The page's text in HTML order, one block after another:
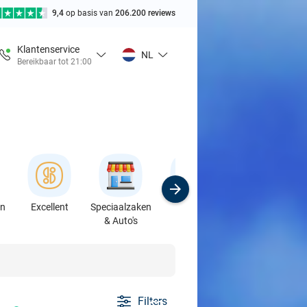
9,4 op basis van 206.200 reviews
Klantenservice
Bereikbaar tot 21:00
NL
Excellent
Speciaalzaken
& Auto's
Sport
Filters